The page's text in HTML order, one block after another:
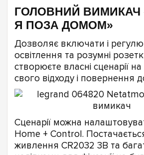
ГОЛОВНИЙ ВИМИКАЧ
Я ПОЗА ДОМОМ»
Дозволяє включати і
освітлення та розумні
створюєте власні сценарії
свого відходу і повернення
Сценарії можна
Home + Control.
живлення CR2032 3В та